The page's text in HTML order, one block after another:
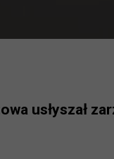
usłyszał